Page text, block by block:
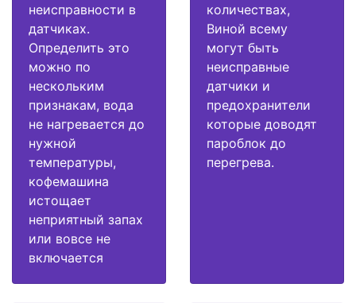
неисправности в
датчиках.
Определить это
можно по
нескольким
признакам, вода
не нагревается до
нужной
температуры,
кофемашина
истощает
неприятный запах
или вовсе не
включается
количествах,
Виной всему
могут быть
неисправные
датчики и
предохранители
которые доводят
пароблок до
перегрева.